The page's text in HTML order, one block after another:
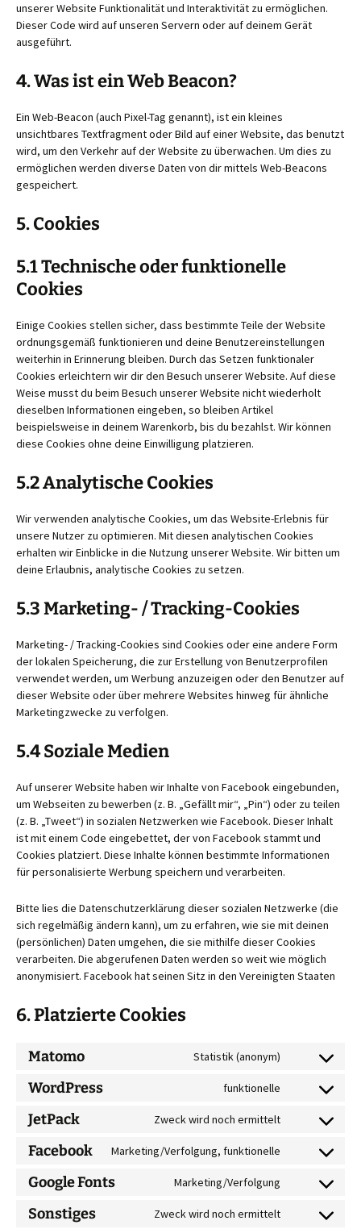
unserer Website Funktionalität und Interaktivität zu ermöglichen.
Dieser Code wird auf unseren Servern oder auf deinem Gerät
ausgeführt.
4. Was ist ein Web Beacon?
Ein Web-Beacon (auch Pixel-Tag genannt), ist ein kleines
unsichtbares Textfragment oder Bild auf einer Website, das benutzt
wird, um den Verkehr auf der Website zu überwachen. Um dies zu
ermöglichen werden diverse Daten von dir mittels Web-Beacons
gespeichert.
5. Cookies
5.1 Technische oder funktionelle
Cookies
Einige Cookies stellen sicher, dass bestimmte Teile der Website
ordnungsgemäß funktionieren und deine Benutzereinstellungen
weiterhin in Erinnerung bleiben. Durch das Setzen funktionaler
Cookies erleichtern wir dir den Besuch unserer Website. Auf diese
Weise musst du beim Besuch unserer Website nicht wiederholt
dieselben Informationen eingeben, so bleiben Artikel
beispielsweise in deinem Warenkorb, bis du bezahlst. Wir können
diese Cookies ohne deine Einwilligung platzieren.
5.2 Analytische Cookies
Wir verwenden analytische Cookies, um das Website-Erlebnis für
unsere Nutzer zu optimieren. Mit diesen analytischen Cookies
erhalten wir Einblicke in die Nutzung unserer Website. Wir bitten um
deine Erlaubnis, analytische Cookies zu setzen.
5.3 Marketing- / Tracking-Cookies
Marketing- / Tracking-Cookies sind Cookies oder eine andere Form
der lokalen Speicherung, die zur Erstellung von Benutzerprofilen
verwendet werden, um Werbung anzuzeigen oder den Benutzer auf
dieser Website oder über mehrere Websites hinweg für ähnliche
Marketingzwecke zu verfolgen.
5.4 Soziale Medien
Auf unserer Website haben wir Inhalte von Facebook eingebunden,
um Webseiten zu bewerben (z. B. „Gefällt mir“, „Pin“) oder zu teilen
(z. B. „Tweet“) in sozialen Netzwerken wie Facebook. Dieser Inhalt
ist mit einem Code eingebettet, der von Facebook stammt und
Cookies platziert. Diese Inhalte können bestimmte Informationen
für personalisierte Werbung speichern und verarbeiten.
Bitte lies die Datenschutzerklärung dieser sozialen Netzwerke (die
sich regelmäßig ändern kann), um zu erfahren, wie sie mit deinen
(persönlichen) Daten umgehen, die sie mithilfe dieser Cookies
verarbeiten. Die abgerufenen Daten werden so weit wie möglich
anonymisiert. Facebook hat seinen Sitz in den Vereinigten Staaten
6. Platzierte Cookies
Matomo Statistik (anonym)
Consent
service
matomo
WordPress funktionelle
Consent
service
wordpress
JetPack Zweck wird noch ermittelt
Consent
service
jetpack
Facebook Marketing/Verfolgung, funktionelle
Consent
service
facebook
Google Fonts Marketing/Verfolgung
Consent
service
Sonstiges Zweck wird noch ermittelt
Consent